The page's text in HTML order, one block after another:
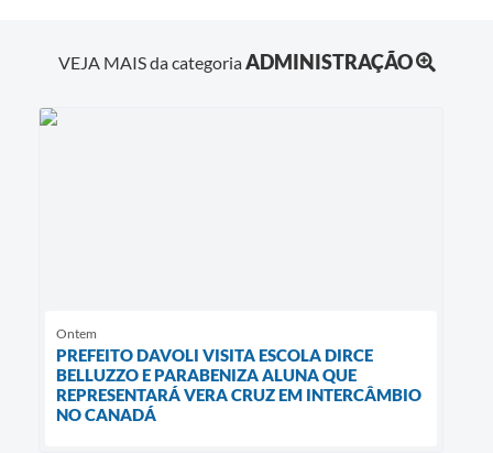
VEJA MAIS da categoriaADMINISTRAÇÃO
Ontem
PREFEITO DAVOLI VISITA ESCOLA DIRCE
BELLUZZO E PARABENIZA ALUNA QUE
REPRESENTARÁ VERA CRUZ EM INTERCÂMBIO
NO CANADÁ